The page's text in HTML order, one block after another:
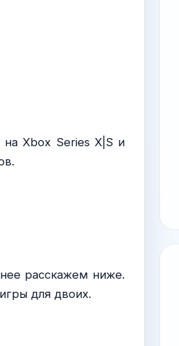
Xbox Series X|S и
расскажем ниже.
для двоих.